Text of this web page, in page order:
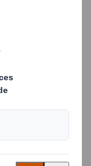
IFOP de
dans la
Ainsi,
tout
des
écologiques,